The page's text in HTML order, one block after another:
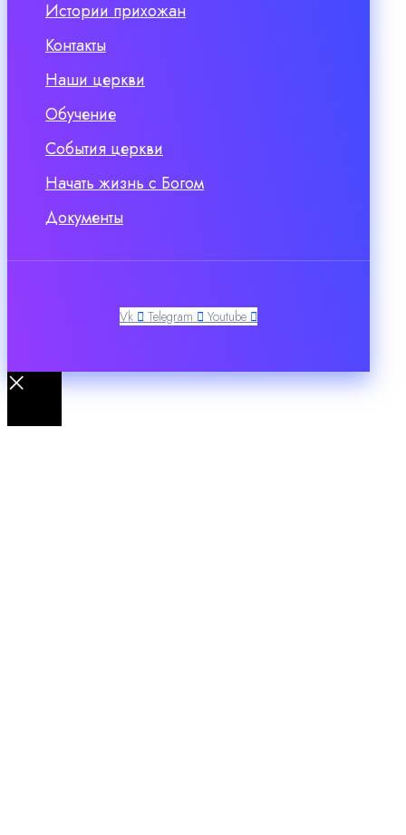
Истории прихожан
Контакты
Наши церкви
Обучение
События церкви
Начать жизнь с Богом
Документы
Vk Telegram Youtube